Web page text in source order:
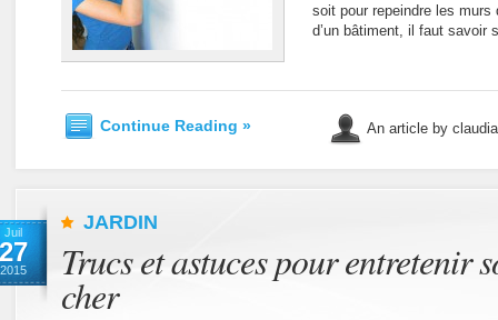
soit pour repeindre les murs
d’un bâtiment, il faut savoir
Continue Reading » An article by
Juil
27
2015
JARDIN
Trucs et astuces pour entretenir
cher